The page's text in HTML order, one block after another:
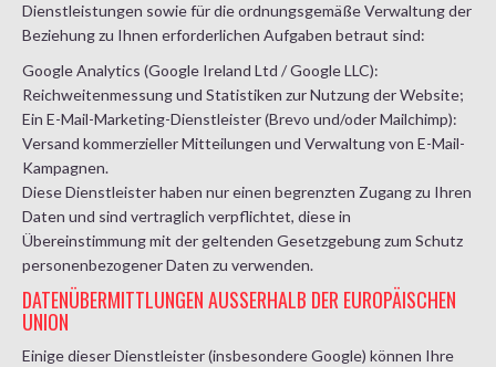
Dienstleistungen sowie für die ordnungsgemäße Verwaltung der
Beziehung zu Ihnen erforderlichen Aufgaben betraut sind:
Google Analytics (Google Ireland Ltd / Google LLC):
Reichweitenmessung und Statistiken zur Nutzung der Website;
Ein E-Mail-Marketing-Dienstleister (Brevo und/oder Mailchimp):
Versand kommerzieller Mitteilungen und Verwaltung von E-Mail-
Kampagnen.
Diese Dienstleister haben nur einen begrenzten Zugang zu Ihren
Daten und sind vertraglich verpflichtet, diese in
Übereinstimmung mit der geltenden Gesetzgebung zum Schutz
personenbezogener Daten zu verwenden.
DATENÜBERMITTLUNGEN AUSSERHALB DER EUROPÄISCHEN U
NION
Einige dieser Dienstleister (insbesondere Google) können Ihre